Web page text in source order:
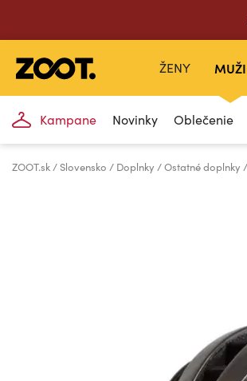
ŽENY MUŽI
Kampane Novinky Oblečenie
ZOOT.sk Slovensko Doplnky Ostatné doplnky